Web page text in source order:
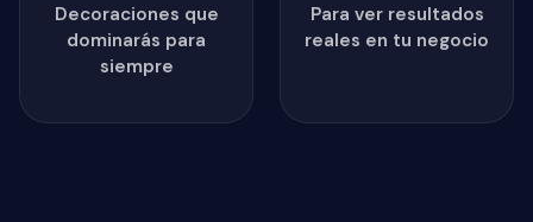
Decoraciones que
dominarás para
siempre
Para ver resultados
reales en tu negocio